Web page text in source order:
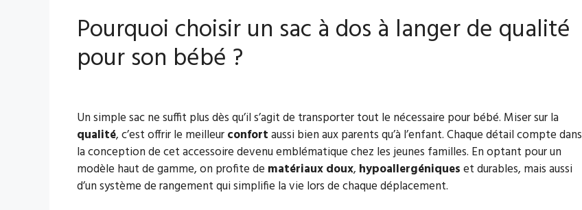
Pourquoi choisir un sac à dos à langer de qualité
pour son bébé ?
Un simple sac ne suffit plus dès qu’il s’agit de transporter tout le nécessaire pour bébé. Miser sur la
qualité, c’est offrir le meilleurconfortaussi bien aux parents qu’à l’enfant. Chaque détail compte dans
la conception de cet accessoire devenu emblématique chez les jeunes familles. En optant pour un
modèle haut de gamme, on profite de matériaux doux, hypoallergéniqueset durables, mais aussi
d’un système de rangement qui simplifie la vie lors de chaque déplacement.